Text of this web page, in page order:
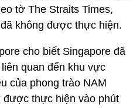
tờ The Straits Times,
không được thực hiện.
cho biết Singapore đã
quan đến khu vực
của phong trào NAM
được thực hiện vào phút